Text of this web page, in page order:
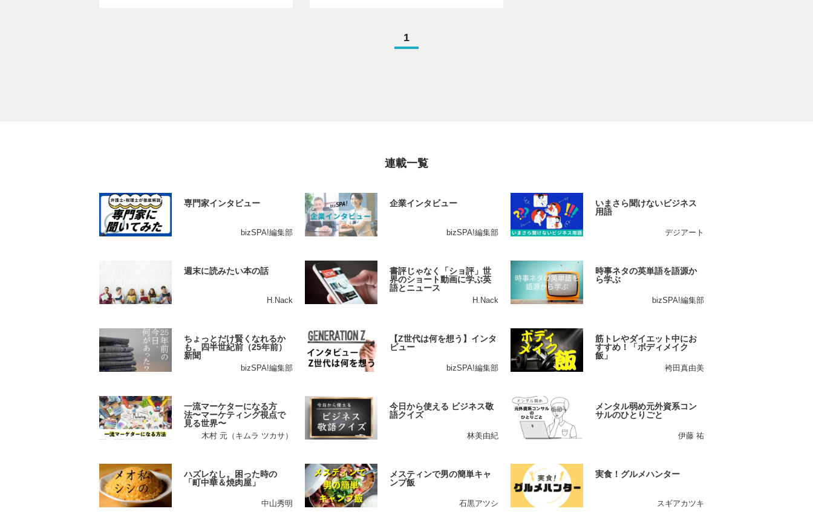
1
連載一覧
専門家インタビュー
bizSPA!編集部
企業インタビュー
bizSPA!編集部
いまさら聞けないビジネス
用語
デジアート
週末に読みたい本の話
H.Nack
書評じゃなく「ショ評」世
界のショート動画に学ぶ英
語とニュース
H.Nack
時事ネタの英単語を語源か
ら学ぶ
bizSPA!編集部
ちょっとだけ賢くなれるか
も。四半世紀前（25年前）
新聞
bizSPA!編集部
【Z世代は何を想う】インタ
ビュー
bizSPA!編集部
筋トレやダイエット中にお
すすめ！「ボディメイク
飯」
袴田真由美
一流マーケターになる方
法〜マーケティング視点で
見る世界〜
木村 元（キムラ ツカサ）
今日から使える ビジネス敬
語クイズ
林美由紀
メンタル弱め元外資系コン
サルのひとりごと
伊藤 祐
ハズレなし。困った時の
「町中華＆焼肉屋」
中山秀明
メスティンで男の簡単キャ
ンプ飯
石黒アツシ
実食！グルメハンター
スギアカツキ